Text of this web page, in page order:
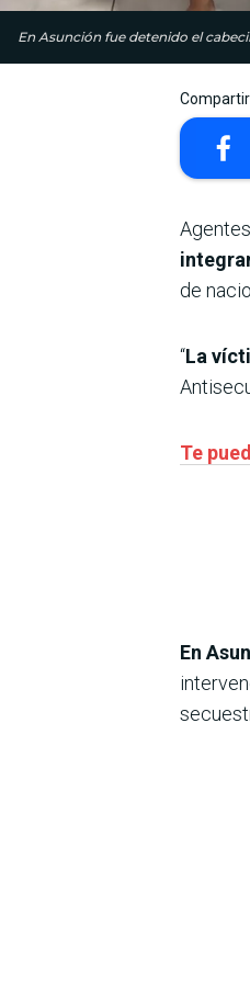
En Asunción fue detenido el
de
“La
Te
En